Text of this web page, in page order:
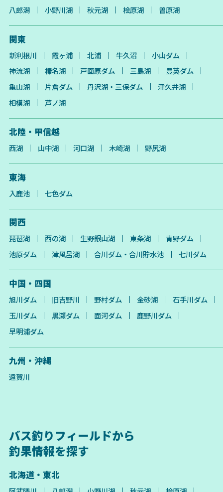
八郎潟 小野川湖 秋元湖 桧原湖 曽原湖
関東
新利根川 霞ヶ浦 北浦 牛久沼
小山ダム
神流湖
榛名湖 戸面原ダム 三島湖
豊英ダム
亀山湖
片倉ダム 丹沢湖・三保ダム
津久井湖
相模湖
芦ノ湖
北陸・甲信越
西湖 山中湖 河口湖 木崎湖 野尻湖
東海
入鹿池 七色ダム
関西
琵琶湖 西の湖 生野銀山湖 東条湖
青野ダム
池原ダム
津風呂湖 合川ダム・合川貯水池 七川ダム
中国・四国
旭川ダム 旧吉野川 野村ダム 金砂湖
石手川ダム
玉川ダム
黒瀬ダム 面河ダム
鹿野川ダム
早明浦ダム
九州・沖縄
遠賀川
バス釣りフィールドから
釣果情報を探す
北海道・東北